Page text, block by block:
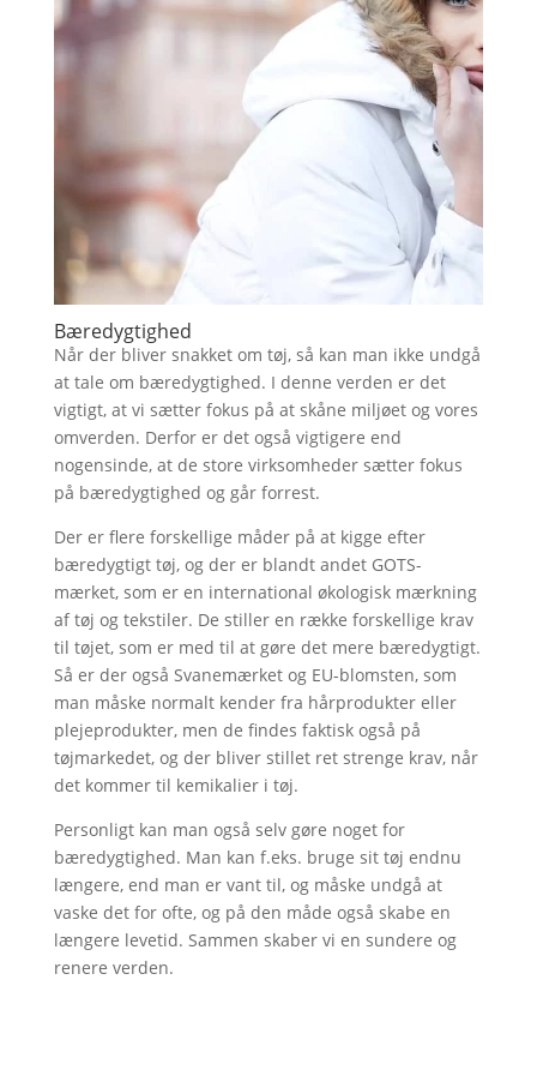
Bæredygtighed
Når der bliver snakket om tøj, så kan man ikke undgå
at tale om bæredygtighed. I denne verden er det
vigtigt, at vi sætter fokus på at skåne miljøet og vores
omverden. Derfor er det også vigtigere end
nogensinde, at de store virksomheder sætter fokus
på bæredygtighed og går forrest.
Der er flere forskellige måder på at kigge efter
bæredygtigt tøj, og der er blandt andet GOTS-
mærket, som er en international økologisk mærkning
af tøj og tekstiler. De stiller en række forskellige krav
til tøjet, som er med til at gøre det mere bæredygtigt.
Så er der også Svanemærket og EU-blomsten, som
man måske normalt kender fra hårprodukter eller
plejeprodukter, men de findes faktisk også på
tøjmarkedet, og der bliver stillet ret strenge krav, når
det kommer til kemikalier i tøj.
Personligt kan man også selv gøre noget for
bæredygtighed. Man kan f.eks. bruge sit tøj endnu
længere, end man er vant til, og måske undgå at
vaske det for ofte, og på den måde også skabe en
længere levetid. Sammen skaber vi en sundere og
renere verden.